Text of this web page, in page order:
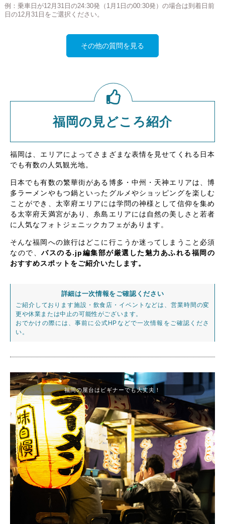
例：乗車日が12月31日の24:30発（1月1日の00:30発）の場合は到着日前
日の12月31日をご選択ください。
その他の質問を見る
福岡の見どころ紹介
福岡は、エリアによってさまざまな表情を見せてくれる日本
でも有数の人気観光地。
日本でも有数の繁華街がある博多・中州・天神エリアは、博
多ラーメンやもつ鍋といったグルメやショッピングを楽しむ
ことができ、太宰府エリアには学問の神様として信仰を集め
る太宰府天満宮があり、糸島エリアには自然の美しさと若者
に人気なフォトジェニックカフェがあります。
そんな福岡への旅行はどこに行こうか迷ってしまうこと必須
なので、バスのる.jp編集部が厳選した魅力あふれる福岡の
おすすめスポットをご紹介いたします。
詳細は一次情報をご確認ください
ご紹介しております施設・飲食店・イベントなどは、営業時間の変
更や休業または中止の可能性がございます。
おでかけの際には、事前に公式HPなどで一次情報をご確認くださ
い。
福岡の屋台はビギナーでも大丈夫！